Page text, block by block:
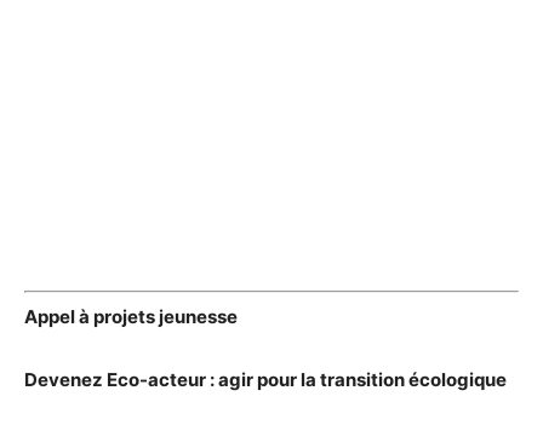
Appel à projets jeunesse
Devenez Eco-acteur : agir pour la transition écologique